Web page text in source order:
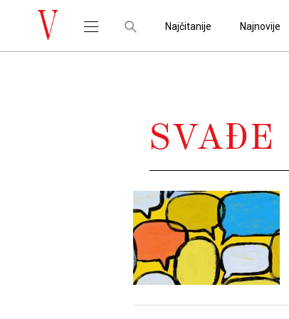
Najčitanije Najnovije
SVAĐE